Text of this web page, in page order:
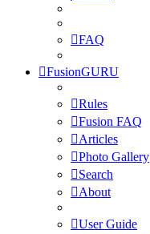
FAQ
FusionGURU
Rules
Fusion FAQ
Articles
Photo Gallery
Search
About
User Guide